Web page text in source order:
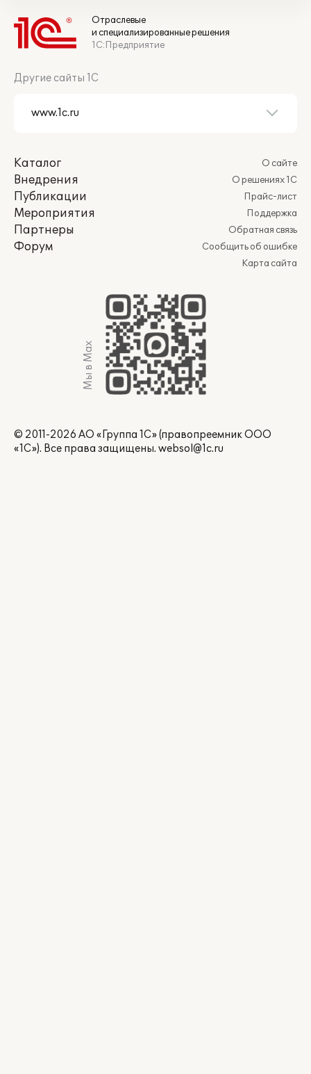
Отраслевые
и специализированные решения
1С:Предприятие
Другие сайты 1С
Каталог
Внедрения
Публикации
Мероприятия
Партнеры
Форум
О сайте
О решениях 1С
Прайс-лист
Поддержка
Обратная связь
Сообщить об ошибке
Карта сайта
Мы в Max
© 2011-2026 АО «Группа 1С» (правопреемник ООО
«1С»). Все права защищены. websol@1c.ru